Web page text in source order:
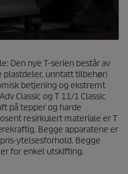
Den nye T-serien består av
plastdeler, unntatt tilbehør)
betjening og ekstremt
Classic og T 11/1 Classic
på tepper og harde
resirkulert materiale er T
Begge apparatene er
ytelsesforhold. Begge
for enkel utskifting.